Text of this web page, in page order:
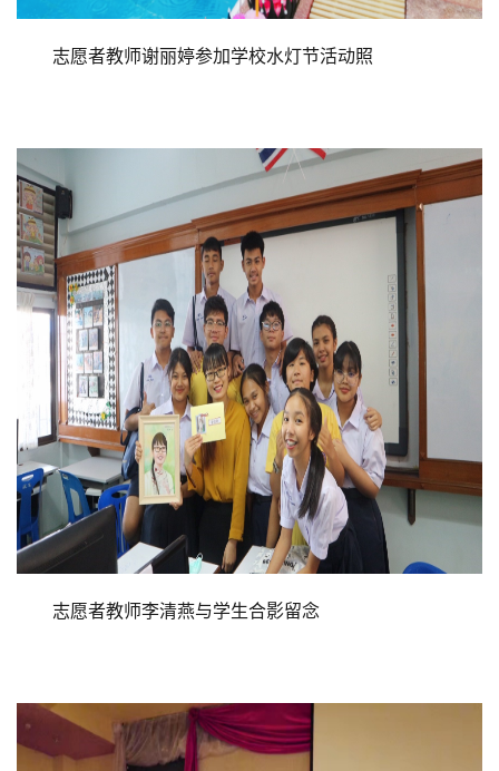
志愿者教师谢丽婷参加学校水灯节活动照
志愿者教师李清燕与学生合影留念